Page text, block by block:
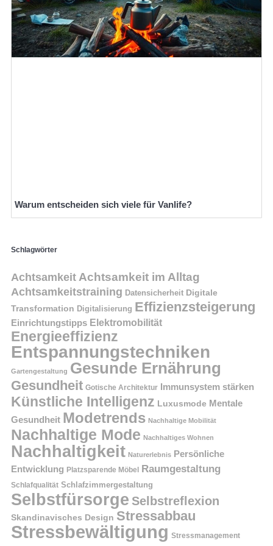
Warum entscheiden sich viele für Vanlife?
Schlagwörter
Achtsamkeit Achtsamkeit im Alltag
Achtsamkeitstraining Datensicherheit Digitale
Transformation Digitalisierung Effizienzsteigerung
Einrichtungstipps Elektromobilität
Energieeffizienz
Entspannungstechniken
Gartengestaltung Gesunde Ernährung
Gesundheit Gotische Architektur Immunsystem stärken
Künstliche Intelligenz Luxusmode Mentale
Gesundheit Modetrends Nachhaltige Mobilität
Nachhaltige Mode Nachhaltiges Wohnen
Nachhaltigkeit Naturerlebnis Persönliche
Entwicklung Platzsparende Möbel Raumgestaltung
Schlafqualität Schlafzimmergestaltung
Selbstfürsorge Selbstreflexion
Skandinavisches Design Stressabbau
Stressbewältigung Stressmanagement